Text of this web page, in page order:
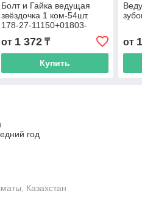
Болт и Гайка ведущая
звёздочка 1 ком-54шт.
178-27-11150+01803-
от 1 372₸
Купить
от
год
Казахстан